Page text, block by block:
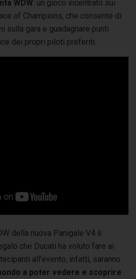
WDW: un gioco incentrato sui
of Champions, che consente di
sulla gara e guadagnare punti
dei propri piloti preferiti.
della nuova Panigale V4 è
che Ducati ha voluto fare ai
all’evento, infatti, saranno
a poter vedere e scoprire